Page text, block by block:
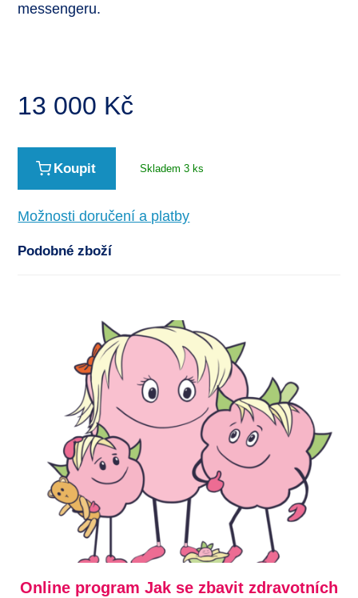
messengeru.
13 000 Kč
Koupit Skladem 3 ks
Možnosti doručení a platby
Podobné zboží
Online program Jak se zbavit zdravotních
Online program Jak na potravinové
Konzultace přes FB messenger - 1 měsíc